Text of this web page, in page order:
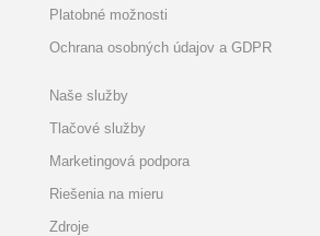
Platobné možnosti
Ochrana osobných údajov a GDPR
Naše služby
Tlačové služby
Marketingová podpora
Riešenia na mieru
Zdroje